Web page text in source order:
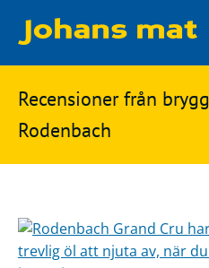
Matbloggen
Innertemperaturer
Ingredienser
Matsnack
Ölbloggen
Ölsnack
Sök
på
Johans
Sök
Recensioner från
Rodenbach